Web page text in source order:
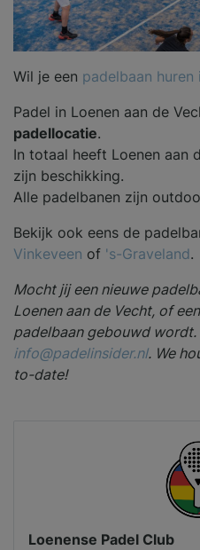
Wil je een padelbaan huren
Padel in Loenen aan de
padellocatie.
In totaal heeft Loenen aan
zijn beschikking.
Alle padelbanen zijn
Bekijk ook eens de
Vinkeveen of 's-Graveland.
Mocht jij een nieuwe
Loenen aan de Vecht, of
padelbaan gebouwd wordt.
info@padelinsider.nl. We
to-date!
Loenense Padel Club